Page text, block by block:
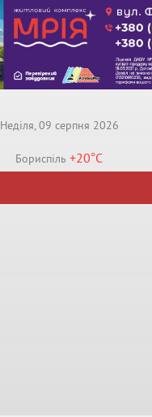
Недiля, 09 серпня 2026
Бориспiль +20°C